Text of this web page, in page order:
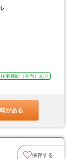
住宅補助（手当）あり
がある
保存する